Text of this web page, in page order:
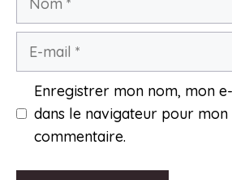
Enregistrer mon nom, mon
dans le navigateur pour
commentaire.